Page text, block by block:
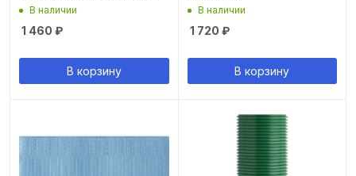
В наличии
1 460 ₽
В корзину
В наличии
1 720 ₽
В корзину